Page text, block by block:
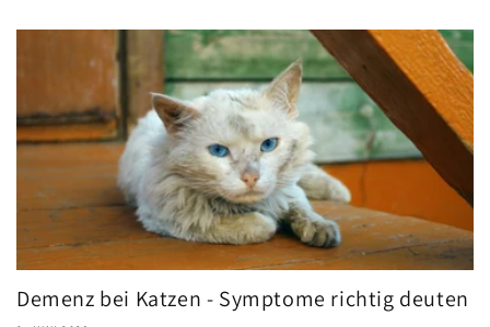
Demenz bei Katzen - Symptome richtig deuten